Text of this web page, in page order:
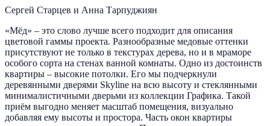
Сергей Старцев и Анна Тарпуджиян
«Мёд» – это слово лучше всего подходит для описания
цветовой гаммы проекта. Разнообразные медовые оттенки
присутствуют не только в текстурах дерева, но и в мраморе
особого сорта на стенах ванной комнаты. Одно из достоинств
квартиры – высокие потолки. Его мы подчеркнули
деревянными дверями Skyline на всю высоту и стеклянными
минималистичными дверьми из коллекции Графика. Такой
приём выгодно меняет масштаб помещения, визуально
добавляя ему высоты и простора. Часть окон квартиры